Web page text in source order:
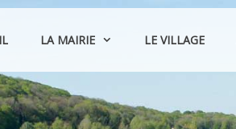
LA MAIRIE LE VILLAGE